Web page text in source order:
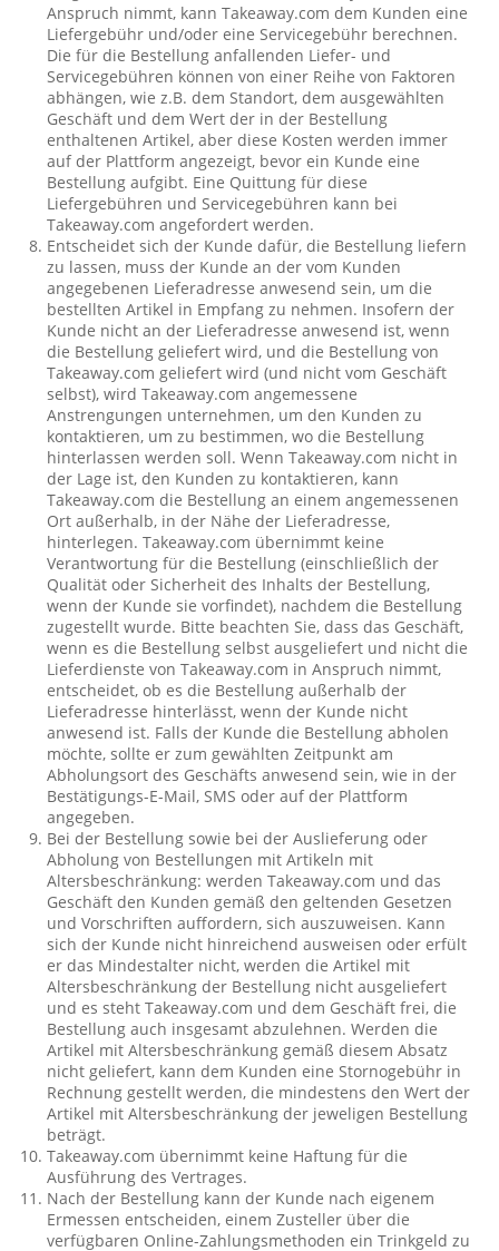
Anspruch nimmt, kann Takeaway.com dem Kunden eine
Liefergebühr und/oder eine Servicegebühr berechnen.
Die für die Bestellung anfallenden Liefer- und
Servicegebühren können von einer Reihe von Faktoren
abhängen, wie z.B. dem Standort, dem ausgewählten
Geschäft und dem Wert der in der Bestellung
enthaltenen Artikel, aber diese Kosten werden immer
auf der Plattform angezeigt, bevor ein Kunde eine
Bestellung aufgibt. Eine Quittung für diese
Liefergebühren und Servicegebühren kann bei
Takeaway.com angefordert werden.
Entscheidet sich der Kunde dafür, die Bestellung liefern
zu lassen, muss der Kunde an der vom Kunden
angegebenen Lieferadresse anwesend sein, um die
bestellten Artikel in Empfang zu nehmen. Insofern der
Kunde nicht an der Lieferadresse anwesend ist, wenn
die Bestellung geliefert wird, und die Bestellung von
Takeaway.com geliefert wird (und nicht vom Geschäft
selbst), wird Takeaway.com angemessene
Anstrengungen unternehmen, um den Kunden zu
kontaktieren, um zu bestimmen, wo die Bestellung
hinterlassen werden soll. Wenn Takeaway.com nicht in
der Lage ist, den Kunden zu kontaktieren, kann
Takeaway.com die Bestellung an einem angemessenen
Ort außerhalb, in der Nähe der Lieferadresse,
hinterlegen. Takeaway.com übernimmt keine
Verantwortung für die Bestellung (einschließlich der
Qualität oder Sicherheit des Inhalts der Bestellung,
wenn der Kunde sie vorfindet), nachdem die Bestellung
zugestellt wurde. Bitte beachten Sie, dass das Geschäft,
wenn es die Bestellung selbst ausgeliefert und nicht die
Lieferdienste von Takeaway.com in Anspruch nimmt,
entscheidet, ob es die Bestellung außerhalb der
Lieferadresse hinterlässt, wenn der Kunde nicht
anwesend ist. Falls der Kunde die Bestellung abholen
möchte, sollte er zum gewählten Zeitpunkt am
Abholungsort des Geschäfts anwesend sein, wie in der
Bestätigungs-E-Mail, SMS oder auf der Plattform
angegeben.
Bei der Bestellung sowie bei der Auslieferung oder
Abholung von Bestellungen mit Artikeln mit
Altersbeschränkung: werden Takeaway.com und das
Geschäft den Kunden gemäß den geltenden Gesetzen
und Vorschriften auffordern, sich auszuweisen. Kann
sich der Kunde nicht hinreichend ausweisen oder erfült
er das Mindestalter nicht, werden die Artikel mit
Altersbeschränkung der Bestellung nicht ausgeliefert
und es steht Takeaway.com und dem Geschäft frei, die
Bestellung auch insgesamt abzulehnen. Werden die
Artikel mit Altersbeschränkung gemäß diesem Absatz
nicht geliefert, kann dem Kunden eine Stornogebühr in
Rechnung gestellt werden, die mindestens den Wert der
Artikel mit Altersbeschränkung der jeweligen Bestellung
beträgt.
Takeaway.com übernimmt keine Haftung für die
Ausführung des Vertrages.
Nach der Bestellung kann der Kunde nach eigenem
Ermessen entscheiden, einem Zusteller über die
verfügbaren Online-Zahlungsmethoden ein Trinkgeld zu